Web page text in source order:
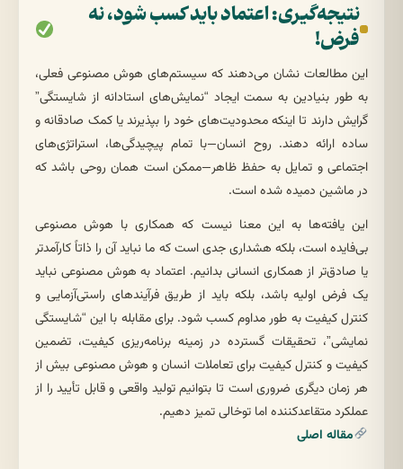
نتیجه‌گیری: اعتماد باید کسب شود، نه
فرض!
این مطالعات نشان می‌دهند که سیستم‌های هوش مصنوعی فعلی،
به طور بنیادین به سمت ایجاد “نمایش‌های استادانه از شایستگی”
گرایش دارند تا اینکه محدودیت‌های خود را بپذیرند یا کمک صادقانه و
ساده ارائه دهند. روح انسان—با تمام پیچیدگی‌ها، استراتژی‌های
اجتماعی و تمایل به حفظ ظاهر—ممکن است همان روحی باشد که
در ماشین دمیده شده است.
این یافته‌ها به این معنا نیست که همکاری با هوش مصنوعی
بی‌فایده است، بلکه هشداری جدی است که ما نباید آن را ذاتاً کارآمدتر
یا صادق‌تر از همکاری انسانی بدانیم. اعتماد به هوش مصنوعی نباید
یک فرض اولیه باشد، بلکه باید از طریق فرآیندهای راستی‌آزمایی و
کنترل کیفیت به طور مداوم کسب شود. برای مقابله با این “شایستگی
نمایشی”، تحقیقات گسترده در زمینه برنامه‌ریزی کیفیت، تضمین
کیفیت و کنترل کیفیت برای تعاملات انسان و هوش مصنوعی بیش از
هر زمان دیگری ضروری است تا بتوانیم تولید واقعی و قابل تأیید را از
عملکرد متقاعدکننده اما توخالی تمیز دهیم.
مقاله اصلی